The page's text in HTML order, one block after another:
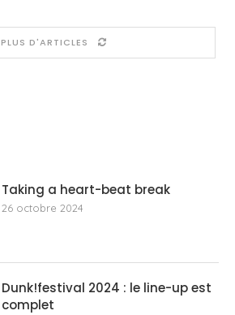
PLUS D'ARTICLES
Taking a heart-beat break
26 octobre 2024
Dunk!festival 2024 : le line-up est
complet